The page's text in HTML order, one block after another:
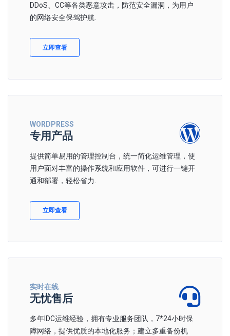
DDoS、CC等各类恶意攻击，防范安全漏洞，为用户
的网络安全保驾护航.
立即查看
WORDPRESS
专用产品
提供简单易用的管理控制台，统一简化运维管理，使
用户面对丰富的操作系统和应用软件，可进行一键开
通和部署，轻松省力.
立即查看
实时在线
无忧售后
多年IDC运维经验，拥有专业服务团队，7*24小时保
障网络，提供优质的本地化服务；建立多重备份机